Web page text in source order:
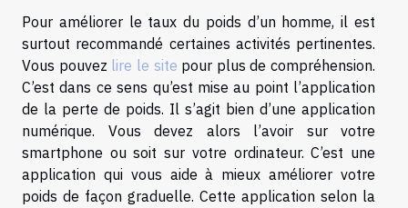
Pour améliorer le taux du poids d’un homme, il est
surtout recommandé certaines activités pertinentes.
Vous pouvez lire le site pour plus de compréhension.
C’est dans ce sens qu’est mise au point l’application
de la perte de poids. Il s’agit bien d’une application
numérique. Vous devez alors l’avoir sur votre
smartphone ou soit sur votre ordinateur. C’est une
application qui vous aide à mieux améliorer votre
poids de façon graduelle. Cette application selon la